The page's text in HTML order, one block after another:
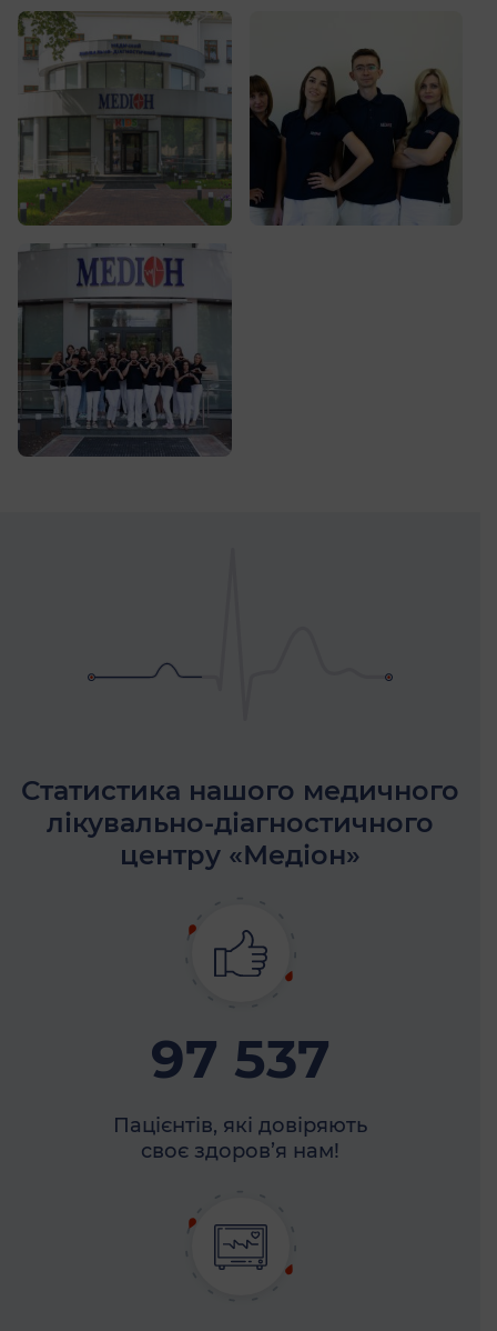
Статистика нашого медичного
лікувально-діагностичного
центру «Медіон»
97 537
Пацієнтів, які довіряють
своє здоров’я нам!